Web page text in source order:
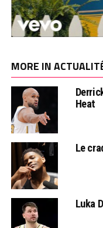
MORE IN
Heat
Le
Luka